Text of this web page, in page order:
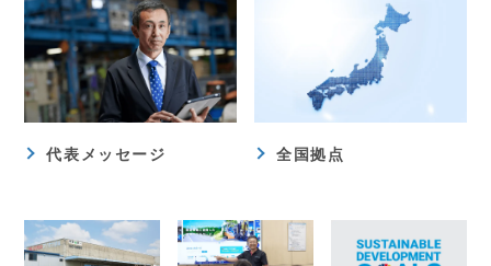
代表メッセージ 全国拠点